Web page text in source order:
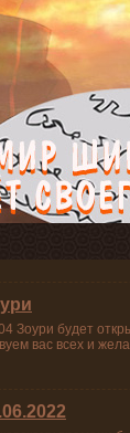
Зоури будет
вас всех и